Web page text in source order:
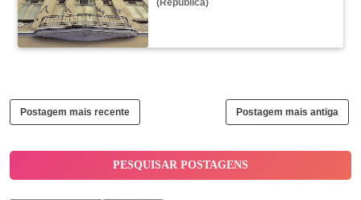
(Republica)
Postagem mais recente Postagem mais antiga
PESQUISAR POSTAGENS